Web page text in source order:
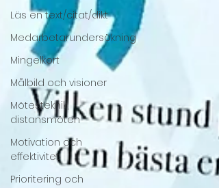
Läs en text/citat/dikt
Medarbetarundersökning
Mingelkort
Målbild och visioner
Mötesteknik,
distansmöten
Motivation och
effektivitet
Prioritering och